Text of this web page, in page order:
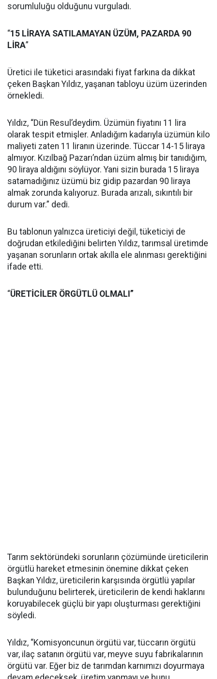
sorumluluğu olduğunu vurguladı.
“15 LİRAYA SATILAMAYAN ÜZÜM, PAZARDA 90
LİRA”
Üretici ile tüketici arasındaki fiyat farkına da dikkat
çeken Başkan Yıldız, yaşanan tabloyu üzüm üzerinden
örnekledi.
Yıldız, “Dün Resul’deydim. Üzümün fiyatını 11 lira
olarak tespit etmişler. Anladığım kadarıyla üzümün kilo
maliyeti zaten 11 liranın üzerinde. Tüccar 14-15 liraya
almıyor. Kızılbağ Pazarı’ndan üzüm almış bir tanıdığım,
90 liraya aldığını söylüyor. Yani sizin burada 15 liraya
satamadığınız üzümü biz gidip pazardan 90 liraya
almak zorunda kalıyoruz. Burada arızalı, sıkıntılı bir
durum var.” dedi.
Bu tablonun yalnızca üreticiyi değil, tüketiciyi de
doğrudan etkilediğini belirten Yıldız, tarımsal üretimde
yaşanan sorunların ortak akılla ele alınması gerektiğini
ifade etti.
“ÜRETİCİLER ÖRGÜTLÜ OLMALI”
Tarım sektöründeki sorunların çözümünde üreticilerin
örgütlü hareket etmesinin önemine dikkat çeken
Başkan Yıldız, üreticilerin karşısında örgütlü yapılar
bulunduğunu belirterek, üreticilerin de kendi haklarını
koruyabilecek güçlü bir yapı oluşturması gerektiğini
söyledi.
Yıldız, “Komisyoncunun örgütü var, tüccarın örgütü
var, ilaç satanın örgütü var, meyve suyu fabrikalarının
örgütü var. Eğer biz de tarımdan karnımızı doyurmaya